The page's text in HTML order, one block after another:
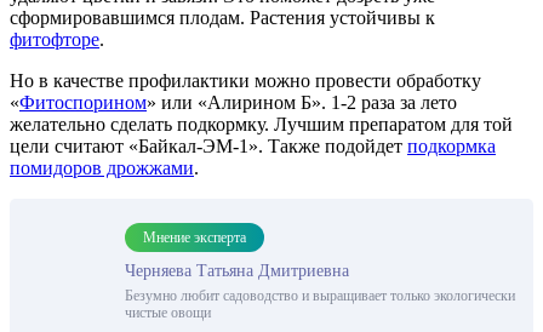
сформировавшимся плодам. Растения устойчивы к
фитофторе.
Но в качестве профилактики можно провести обработку
«Фитоспорином» или «Алирином Б». 1-2 раза за лето
желательно сделать подкормку. Лучшим препаратом для той
цели считают «Байкал-ЭМ-1». Также подойдет подкормка
помидоров дрожжами.
Мнение эксперта
Черняева Татьяна Дмитриевна
Безумно любит садоводство и выращивает только экологически
чистые овощи